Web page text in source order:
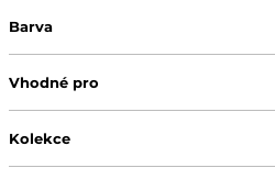
Barva
Vhodné pro
Kolekce